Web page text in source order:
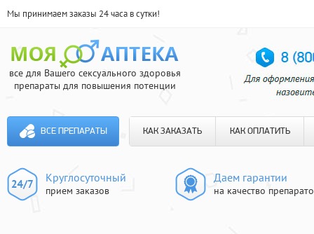
Мы принимаем заказы 24 часа в сутки!
все для Вашего сексуального здоровья
препараты для повышения потенции
ВСЕ ПРЕПАРАТЫ КАК ЗАКАЗАТЬ КАК ОПЛАТИТЬ
Круглосуточный
прием заказов
Даем гарантии
на качество